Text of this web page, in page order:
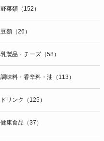
野菜類（152）
豆類（26）
乳製品・チーズ（58）
調味料・香辛料・油（113）
ドリンク（125）
健康食品（37）